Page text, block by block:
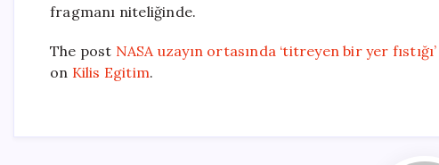
fragmanı niteliğinde.
The post NASA uzayın ortasında ‘titreyen bir yer
on Kilis Egitim.